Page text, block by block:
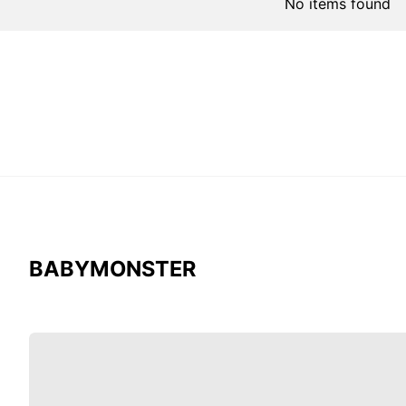
No items found
BABYMONSTER